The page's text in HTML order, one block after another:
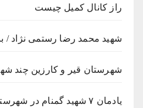
راز کانال کمیل چیست
شهید محمد رضا رستمی نژاد /
شهرستان قیر و کارزین چند
یادمان ۷ شهید گمنام در